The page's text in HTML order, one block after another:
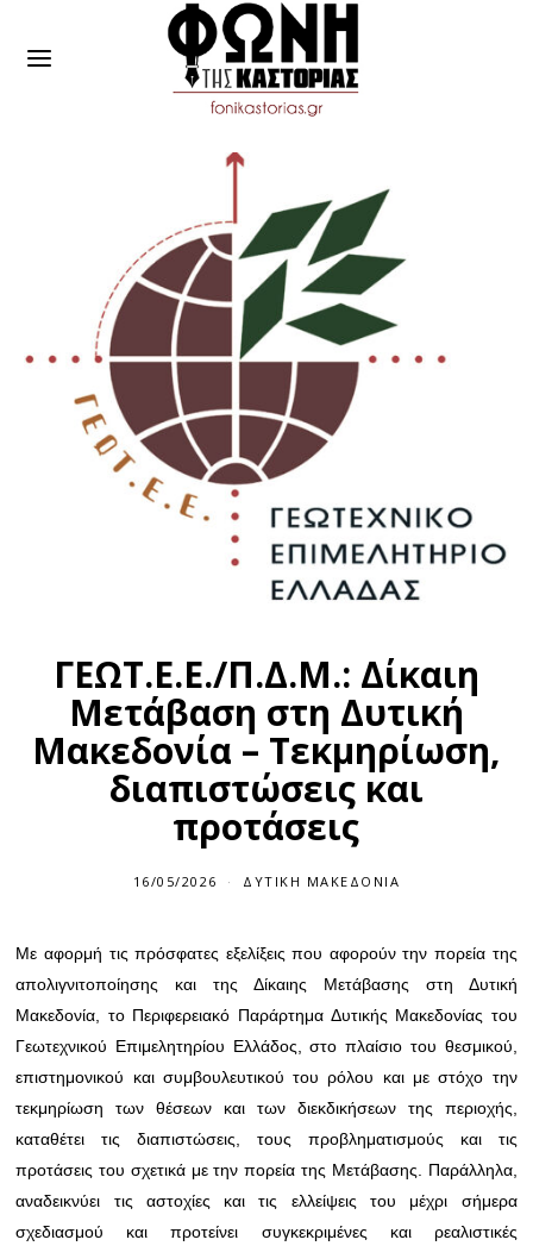
ΓΕΩΤ.Ε.Ε./Π.Δ.Μ.: Δίκαιη
Μετάβαση στη Δυτική
Μακεδονία – Τεκμηρίωση,
διαπιστώσεις και
προτάσεις
16/05/2026 ΔΥΤΙΚΉ ΜΑΚΕΔΟΝΊΑ
Με αφορμή τις πρόσφατες εξελίξεις που αφορούν την πορεία της
απολιγνιτοποίησης και της Δίκαιης Μετάβασης στη Δυτική
Μακεδονία, το Περιφερειακό Παράρτημα Δυτικής Μακεδονίας του
Γεωτεχνικού Επιμελητηρίου Ελλάδος, στο πλαίσιο του θεσμικού,
επιστημονικού και συμβουλευτικού του ρόλου και με στόχο την
τεκμηρίωση των θέσεων και των διεκδικήσεων της περιοχής,
καταθέτει τις διαπιστώσεις, τους προβληματισμούς και τις
προτάσεις του σχετικά με την πορεία της Μετάβασης. Παράλληλα,
αναδεικνύει τις αστοχίες και τις ελλείψεις του μέχρι σήμερα
σχεδιασμού και προτείνει συγκεκριμένες και ρεαλιστικές